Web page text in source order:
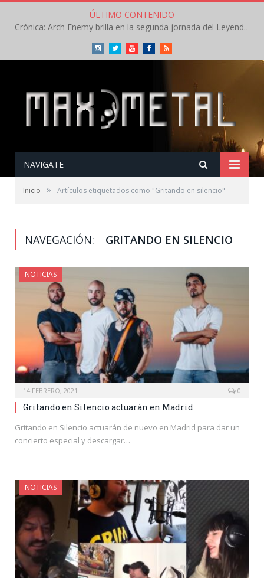
ÚLTIMO CONTENIDO
Crónica: Arch Enemy brilla en la segunda jornada del Leyendas del Rock – Jueves – Agosto 2026
InstagramTwitterYoutubeFacebookRSS
NAVIGATE
Inicio » Artículos etiquetados como "Gritando en silencio"
NAVEGACIÓN: GRITANDO EN SILENCIO
NOTICIAS
14 FEBRERO, 2021 0
Gritando en Silencio actuarán en Madrid
Gritando en Silencio actuarán de nuevo en Madrid para dar un
concierto especial y descargar…
NOTICIAS